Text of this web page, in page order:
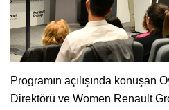
Programın açılışında konuşan
Direktörü ve Women Renault